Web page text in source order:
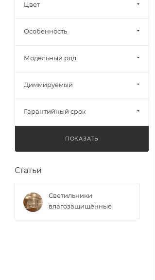
Цвет
Особенность
Модельный ряд
Диммируeмый
Гарантийный срок
ПОКАЗАТЬ
Статьи
Светильники
влагозащищённые